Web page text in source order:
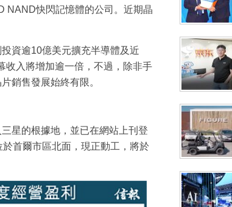
NAND快閃記憶體的公司。近期晶
資逾10億美元擴充半導體及近
收入將增加逾一倍，不過，除非手
銷售發展始終有限。
星的根據地，並已在網站上刊登
首爾市區北面，現正動工，將於